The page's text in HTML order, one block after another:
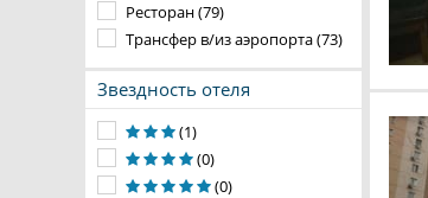
Ресторан (79)
Трансфер в/из аэропорта (73)
Звездность отеля
(1)
(0)
(0)